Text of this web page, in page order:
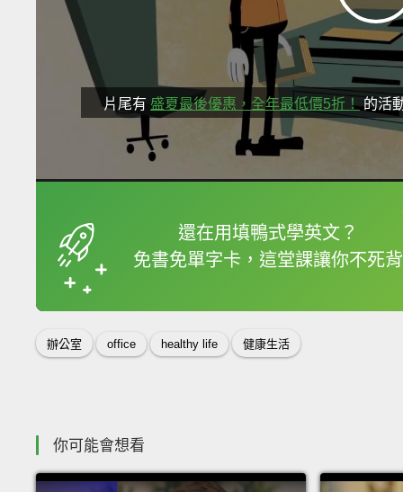
片尾有 盛夏最後優惠，全年最低價5折！的活
還在用填鴨式學英文？
免書免單字卡，這堂課讓你不死背
框選或點兩下字幕可
辦公室 office healthy life 健康生活
你可能會想看